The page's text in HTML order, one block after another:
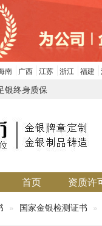
南 广西 江苏 浙江 福建
银终身质保
首页 资质许
国家金银检测证书